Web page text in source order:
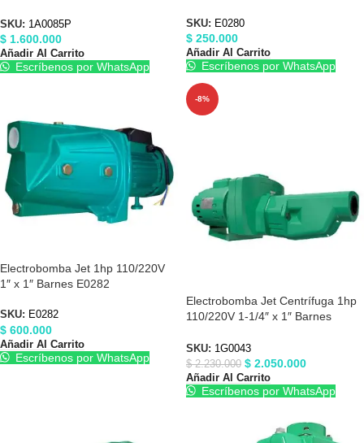
SKU: 1A0085P
$ 1.600.000
Añadir Al Carrito
Escríbenos por WhatsApp
SKU: E0280
$ 250.000
Añadir Al Carrito
Escríbenos por WhatsApp
Electrobomba Jet 1hp 110/220V
1″ x 1″ Barnes E0282
SKU: E0282
$ 600.000
Añadir Al Carrito
Escríbenos por WhatsApp
-8%
Electrobomba Jet Centrífuga 1hp
110/220V 1-1/4″ x 1″ Barnes
SKU: 1G0043
$2.230.000 $ 2.050.000
Añadir Al Carrito
Escríbenos por WhatsApp